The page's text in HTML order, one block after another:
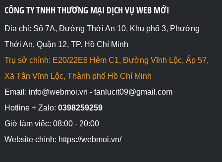
CÔNG TY TNHH THƯƠNG MẠI DỊCH VỤ WEB MỚI
Địa chỉ: Số 7A, Đường Thới An 10, Khu phố 3, Phường
Thới An, Quận 12, TP. Hồ Chí Minh
Trụ sở chính: E20/22E6 Hẻm C1, Đường Vĩnh Lộc, Ấp 57,
Xã Tân Vĩnh Lộc, Thành phố Hồ Chí Minh
Email: info@webmoi.vn - tanlucit09@gmail.com
Hotline + Zalo: 0398259259
Giờ làm việc: 08:00 - 20:00
Website chính: https://webmoi.vn/